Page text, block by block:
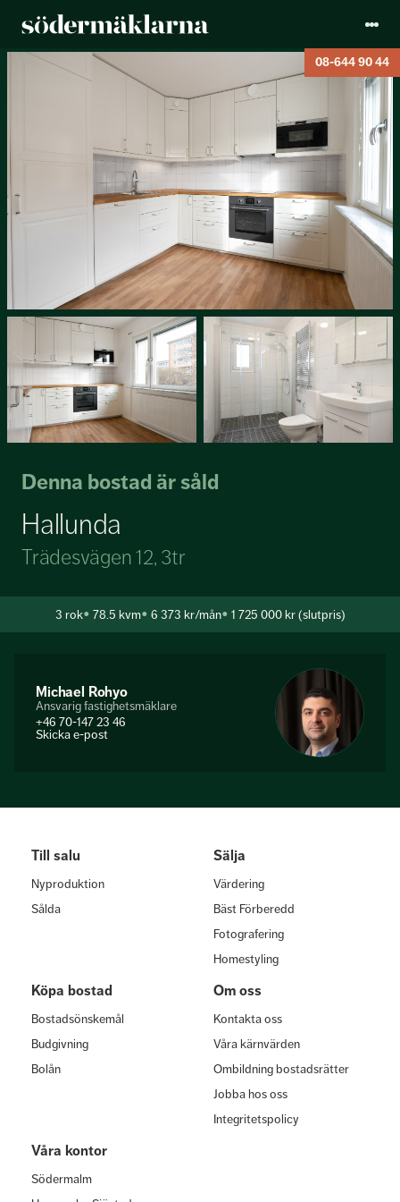
08-644 90 44
Denna bostad är såld
Trädesvägen 12, 3tr
Hallunda
3 rok 78.5 kvm 6 373 kr/mån 1 725 000 kr (slutpris)
Michael Rohyo
Ansvarig fastighetsmäklare
+46 70-147 23 46
Skicka e-post
Till salu
Nyproduktion
Sålda
Sälja
Värdering
Bäst Förberedd
Fotografering
Homestyling
Köpa bostad
Bostadsönskemål
Budgivning
Bolån
Om oss
Kontakta oss
Våra kärnvärden
Ombildning bostadsrätter
Jobba hos oss
Integritetspolicy
Våra kontor
Södermalm